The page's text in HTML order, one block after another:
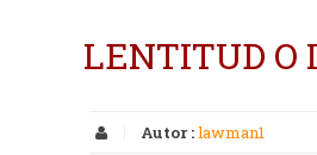
LENTITUD O
Autor :lawman1